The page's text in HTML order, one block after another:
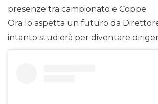
presenze tra campionato e Coppe.
Ora lo aspetta un futuro da
intanto studierà per diventare